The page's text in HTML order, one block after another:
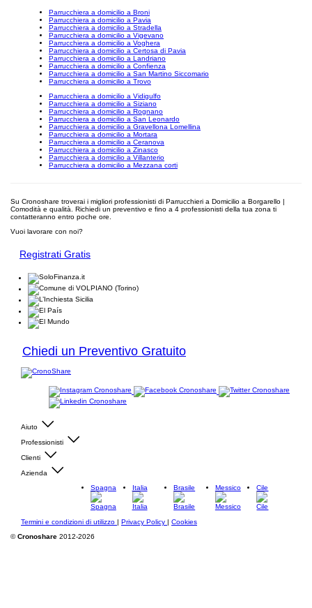
Parrucchiera a domicilio a Broni
Parrucchiera a domicilio a Pavia
Parrucchiera a domicilio a Stradella
Parrucchiera a domicilio a Vigevano
Parrucchiera a domicilio a Voghera
Parrucchiera a domicilio a Certosa di Pavia
Parrucchiera a domicilio a Landriano
Parrucchiera a domicilio a Confienza
Parrucchiera a domicilio a San Martino Siccomario
Parrucchiera a domicilio a Trovo
Parrucchiera a domicilio a Vidigulfo
Parrucchiera a domicilio a Siziano
Parrucchiera a domicilio a Rognano
Parrucchiera a domicilio a San Leonardo
Parrucchiera a domicilio a Gravellona Lomellina
Parrucchiera a domicilio a Mortara
Parrucchiera a domicilio a Ceranova
Parrucchiera a domicilio a Zinasco
Parrucchiera a domicilio a Villanterio
Parrucchiera a domicilio a Mezzana corti
Su Cronoshare troverai i migliori professionisti di Parrucchieri a Domicilio a Borgarello |
Comodità e qualità. Richiedi un preventivo e fino a 4 professionisti della tua zona ti
contatteranno entro poche ore.
Vuoi lavorare con noi?
Registrati Gratis
Chiedi un Preventivo Gratuito
Aiuto
Professionisti
Clienti
Azienda
Spagna
Italia Brasile Messico Cile
Termini e condizioni di utilizzo | Privacy Policy | Cookies
©Cronoshare 2012-2026